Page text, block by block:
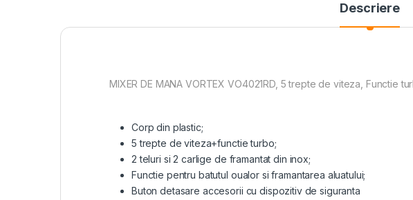
Descriere
MIXER DE MANA VORTEX VO4021RD, 5 trepte de viteza, Functie
Corp din plastic;
5 trepte de viteza+functie turbo;
2 teluri si 2 carlige de framantat din inox;
Functie pentru batutul oualor si framantarea aluatului;
Buton detasare accesorii cu dispozitiv de siguranta